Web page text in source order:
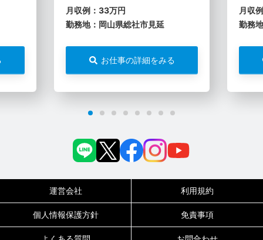
月収例：33万円
勤務地：岡山県総社市見延
お仕事の詳細をみる
月収
勤務
運営会社 利用規約
個人情報保護方針 免責事項